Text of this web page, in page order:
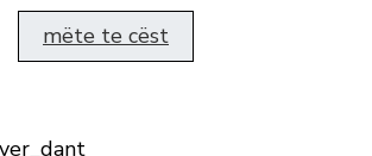
mëte te cëst